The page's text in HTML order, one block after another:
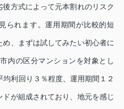
方式によって元本割れのリスク
られます。運用期間が比較的短
め、まずは試してみたい初心者に
内の区分マンションを対象とし
均利回り３％程度、運用期間１２
が組成されており、地元を感じ